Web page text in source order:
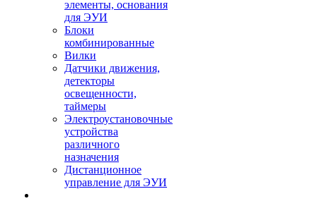
элементы, основания
для ЭУИ
Блоки
комбинированные
Вилки
Датчики движения,
детекторы
освещенности,
таймеры
Электроустановочные
устройства
различного
назначения
Дистанционное
управление для ЭУИ